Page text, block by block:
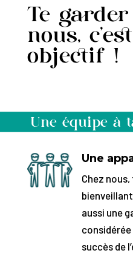
Te
nous,
objectif !
Une équipe à
Une
Chez
aussi une
succès de